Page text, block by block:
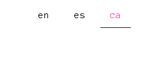
en es ca